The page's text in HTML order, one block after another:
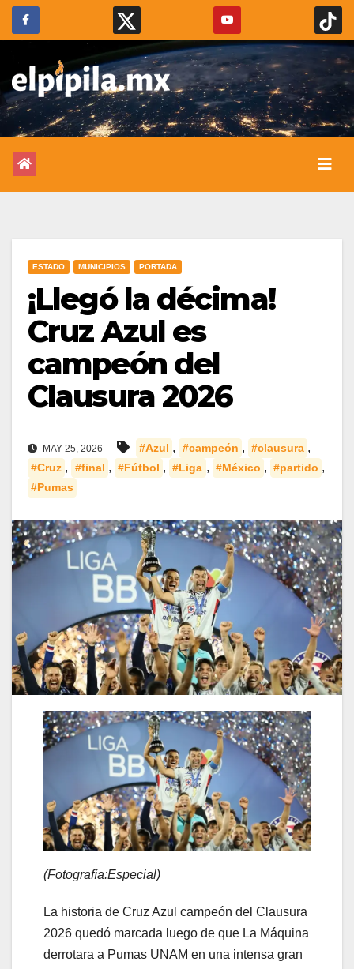
ESTADO MUNICIPIOS PORTADA
¡Llegó la décima!
Cruz Azul es
campeón del
Clausura 2026
MAY 25, 2026 #Azul , #campeón , #clausura ,
#Cruz , #final , #Fútbol , #Liga , #México , #partido ,
#Pumas
(Fotografía:Especial)
La historia de Cruz Azul campeón del Clausura
2026 quedó marcada luego de que La Máquina
derrotara a Pumas UNAM en una intensa gran